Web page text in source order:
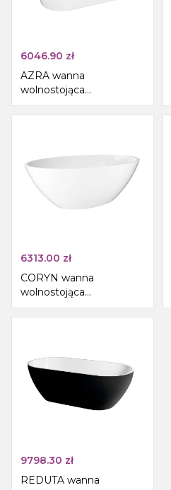
6046.90 zł
AZRA wanna
wolnostojąca
170x80x58cm, biały
6313.00 zł
CORYN wanna
wolnostojąca
165x90x58cm, biały
9798.30 zł
REDUTA wanna